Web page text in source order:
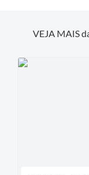
VEJA MAIS